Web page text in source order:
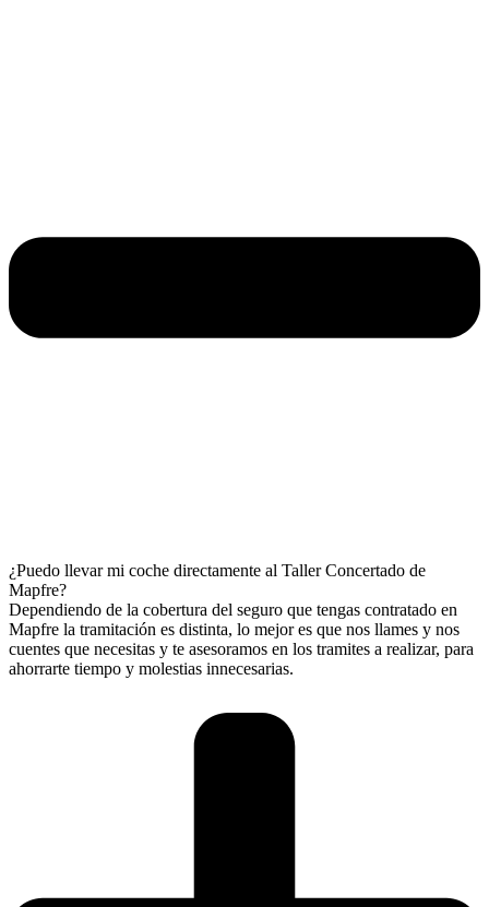
¿Puedo llevar mi coche directamente al Taller Concertado de
Mapfre?
Dependiendo de la cobertura del seguro que tengas contratado en
Mapfre la tramitación es distinta, lo mejor es que nos llames y nos
cuentes que necesitas y te asesoramos en los tramites a realizar, para
ahorrarte tiempo y molestias innecesarias.